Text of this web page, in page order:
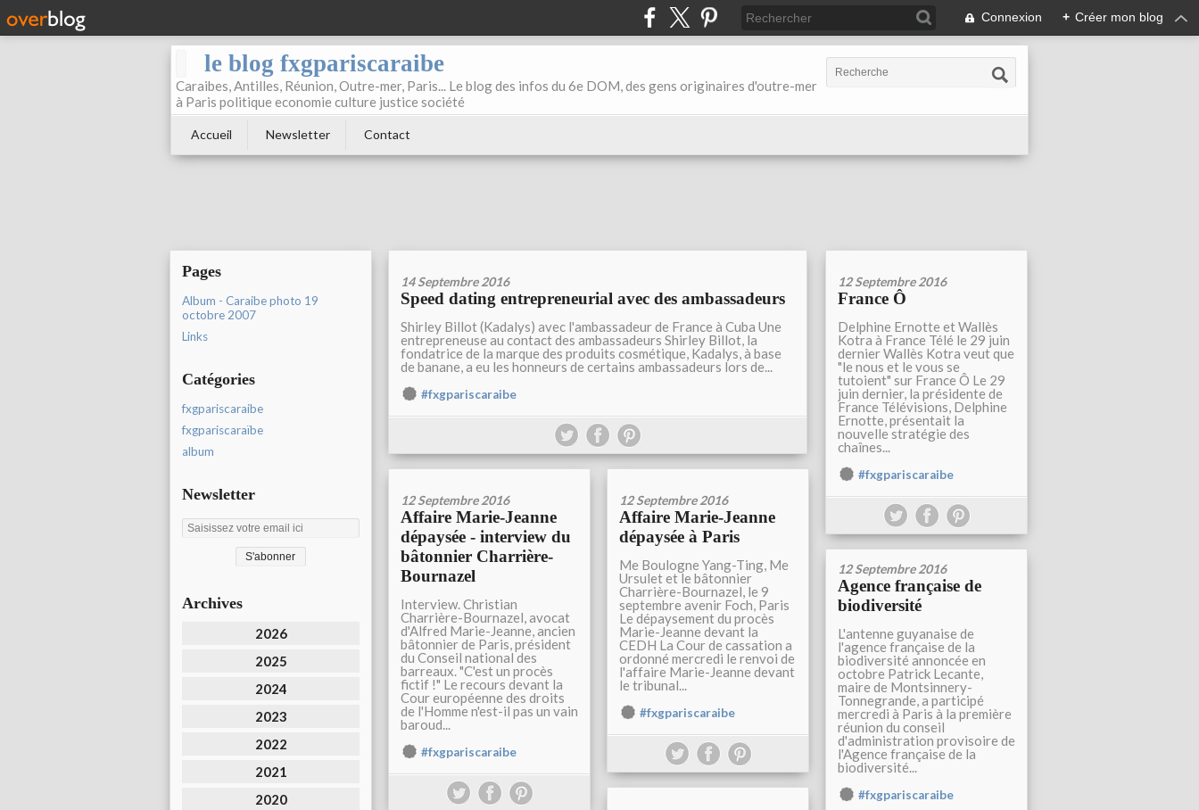
Connexion + Créer mon blog
le blog fxgpariscaraibe
Caraibes, Antilles, Réunion, Outre-mer, Paris... Le blog des infos du 6e DOM, des gens originaires d'outre-mer
à Paris politique economie culture justice société
Accueil Newsletter Contact
Pages
Album - Caraibe photo 19
octobre 2007
Links
Catégories
fxgpariscaraibe
fxgpariscaraïbe
album
Newsletter
Archives
2026
2025
2024
2023
2022
2021
2020
14 Septembre 2016
Speed dating entrepreneurial avec des ambassadeurs
Shirley Billot (Kadalys) avec l'ambassadeur de France à Cuba Une
entrepreneuse au contact des ambassadeurs Shirley Billot, la
fondatrice de la marque des produits cosmétique, Kadalys, à base
de banane, a eu les honneurs de certains ambassadeurs lors de...
#fxgpariscaraibe
12 Septembre 2016
France Ô
Delphine Ernotte et Wallès
Kotra à France Télé le 29 juin
dernier Wallès Kotra veut que
"le nous et le vous se
tutoient" sur France Ô Le 29
juin dernier, la présidente de
France Télévisions, Delphine
Ernotte, présentait la
nouvelle stratégie des
chaînes...
#fxgpariscaraibe
12 Septembre 2016
Affaire Marie-Jeanne
dépaysée - interview du
bâtonnier Charrière-
Bournazel
Interview. Christian
Charrière-Bournazel, avocat
d'Alfred Marie-Jeanne, ancien
bâtonnier de Paris, président
du Conseil national des
barreaux. "C'est un procès
fictif !" Le recours devant la
Cour européenne des droits
de l'Homme n'est-il pas un vain
baroud...
#fxgpariscaraibe
12 Septembre 2016
Affaire Marie-Jeanne
dépaysée à Paris
Me Boulogne Yang-Ting, Me
Ursulet et le bâtonnier
Charrière-Bournazel, le 9
septembre avenir Foch, Paris
Le dépaysement du procès
Marie-Jeanne devant la
CEDH La Cour de cassation a
ordonné mercredi le renvoi de
l'affaire Marie-Jeanne devant
le tribunal...
#fxgpariscaraibe
12 Septembre 2016
Agence française de
biodiversité
L'antenne guyanaise de
l'agence française de la
biodiversité annoncée en
octobre Patrick Lecante,
maire de Montsinnery-
Tonnegrande, a participé
mercredi à Paris à la première
réunion du conseil
d'administration provisoire de
l'Agence française de la
biodiversité...
#fxgpariscaraibe